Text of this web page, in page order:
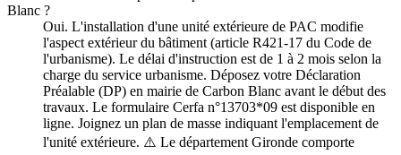
Blanc ?
Oui. L'installation d'une unité extérieure de PAC modifie
l'aspect extérieur du bâtiment (article R421-17 du Code de
l'urbanisme). Le délai d'instruction est de 1 à 2 mois selon la
charge du service urbanisme. Déposez votre Déclaration
Préalable (DP) en mairie de Carbon Blanc avant le début des
travaux. Le formulaire Cerfa n°13703*09 est disponible en
ligne. Joignez un plan de masse indiquant l'emplacement de
l'unité extérieure. ⚠️ Le département Gironde comporte